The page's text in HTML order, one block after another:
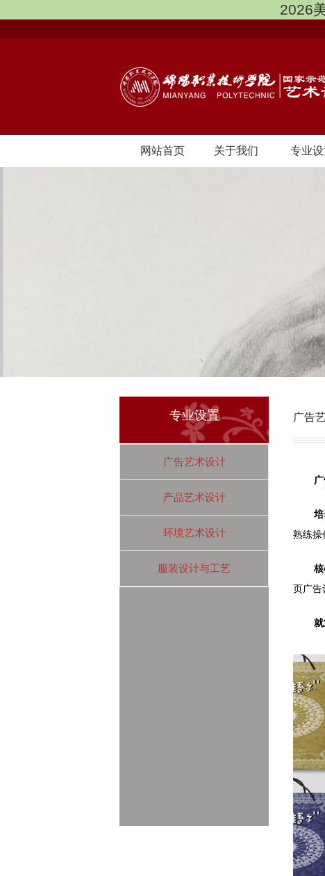
2026
网站首页 关于我们 专业
专业设置
广告艺术设计
产品艺术设计
环境艺术设计
服装设计与工艺
广告
培
熟练操
核
页广告
就